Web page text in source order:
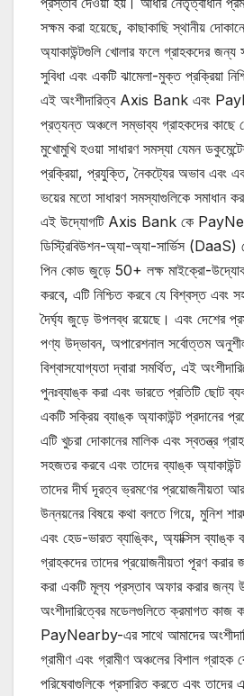
সক্ষম করা হয়েছে, কাছাকাছি স্থানীয়
অ্যাকাউন্টগুলি খোলার ফলে গ্রাহকদের
সুবিধা এবং একটি ঝামেলা-মুক্ত প্রক্রিয়া
এই অংশীদারিত্ব Axis Bank এবং
প্রত্যন্ত অঞ্চলে সম্ভাব্য গ্রাহকদের কাছে
মুখোমুখি হওয়া সাধারণ সমস্যা যেমন
প্রক্রিয়া, প্রযুক্তি, নৈকট্যের অভাব এবং
ভয়ের মতো সাধারণ সমস্যাগুলিকে সমাধান
এই উদ্যোগটি Axis Bank কে
ডিস্ট্রিবিউশন-অ্যা-অ্যা-সার্ভিস
পিন কোড জুড়ে 50+ লক্ষ মাইক্রো-
করবে, এটি নিশ্চিত করবে যে বিশ্বস্ত এবং
দৈর্ঘ্য জুড়ে উপলব্ধ রয়েছে। এবং
পণ্য উদ্ভাবন, অপারেশনাল সর্বোত্তম
বিশ্বাসযোগ্যতা দ্বারা সমর্থিত, এই
পুনঃব্যাঙ্ক করা এবং ভারতে প্রতিটি ছোট
একটি সক্রিয় ব্যাঙ্ক অ্যাকাউন্ট প্রদানের
এটি খুচরা দোকানের মালিক এবং স্বতন্ত্র
সহজতর করবে এবং তাদের ব্যাঙ্ক অ্যাকাউন্ট
তাদের দীর্ঘ দূরত্ব ভ্রমণের প্রয়োজনীয়তা
উন্নয়নের বিষয়ে কথা বলতে গিয়ে, মুনিশ
এবং হেড-ভারত ব্যাঙ্কিং, অ্যাক্সিস ব্যাঙ্ক
গ্রাহকদের তাদের প্রয়োজনীয়তা পূরণ করার
করা একটি মূল্য প্রস্তাব অফার করার জন্য
অংশীদারিত্বের মডেলগুলিতে ক্রমাগত কাজ
PayNearby-এর সাথে আমাদের
গ্রামীণ এবং গ্রামীণ অঞ্চলের বিশাল গ্রাহক
পরিষেবাগুলিকে প্রসারিত করতে এবং তাদের